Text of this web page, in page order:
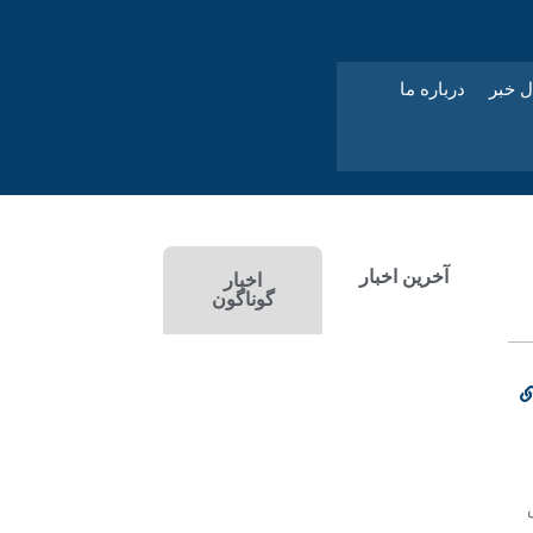
خبر درباره ما
آخرین اخبار
اخبار
گوناگون